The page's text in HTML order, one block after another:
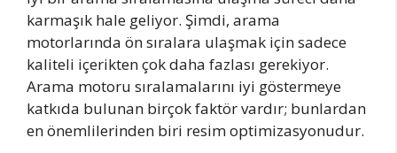
karmaşık hale geliyor. Şimdi, arama
motorlarında ön sıralara ulaşmak için sadece
kaliteli içerikten çok daha fazlası gerekiyor.
Arama motoru sıralamalarını iyi göstermeye
katkıda bulunan birçok faktör vardır; bunlardan
en önemlilerinden biri resim optimizasyonudur.